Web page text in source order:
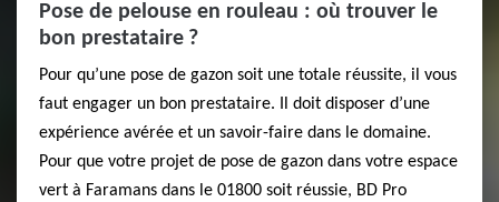
Pose de pelouse en rouleau : où trouver le
bon prestataire ?
Pour qu’une pose de gazon soit une totale réussite, il vous
faut engager un bon prestataire. Il doit disposer d’une
expérience avérée et un savoir-faire dans le domaine.
Pour que votre projet de pose de gazon dans votre espace
vert à Faramans dans le 01800 soit réussie, BD Pro